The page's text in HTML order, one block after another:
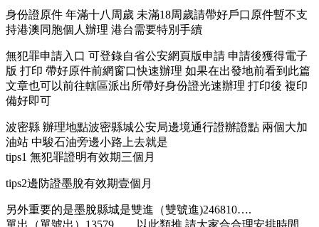
身份證原件 年滿十八周歲 未滿18周歲請帶好戶口原件暫不支
持港澳同胞個人辦理 港台需要特別手續
無犯罪申請入口 可登錄自省公安網頁版申請 申請後獲得電子
版 打印 帶好原件前網窗口快速辦理 如果在出發地前看到此篇
文章也可以前往轄區派出所帶好身份證光速辦理 打印後 複印
備好即可
波密縣 辦理地點波密縣城公安局邊境通行證辦證點 兩個大加
油站 中駿石油旁邊小路上去就是
tips1 無犯罪證明有效期三個月
tips2邊防證墨脫有效期壹個月
另外重要的是墨脫縣城是雙進（雙號進)246810….
單出（單號出）13579……以此類推 請大家合合理安排時間